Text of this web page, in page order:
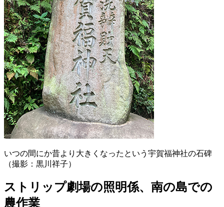
いつの間にか昔より大きくなったという宇賀福神社の石碑
（撮影：黒川祥子）
ストリップ劇場の照明係、南の島での
農作業